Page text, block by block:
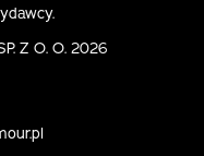
Z O. O. 2026